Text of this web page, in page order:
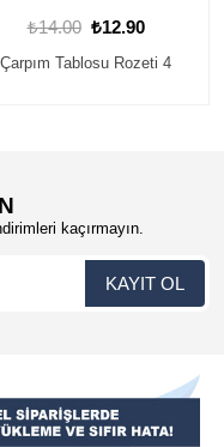
₺14.00
Çarpım Tablosu
kaçırmayın.